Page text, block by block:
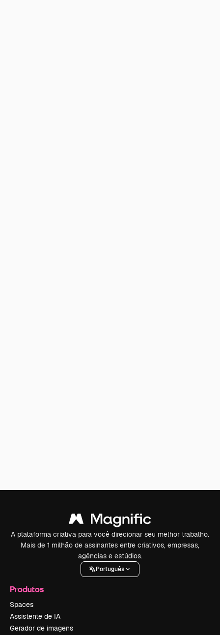
A plataforma criativa para você direcionar seu melhor trabalho.
Mais de 1 milhão de assinantes entre criativos, empresas,
agências e estúdios.
Português
Produtos
Spaces
Assistente de IA
Gerador de imagens